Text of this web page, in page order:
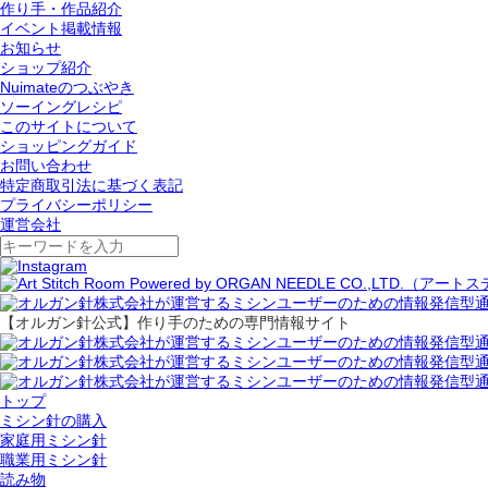
作り手・作品紹介
イベント掲載情報
お知らせ
ショップ紹介
Nuimateのつぶやき
ソーイングレシピ
このサイトについて
ショッピングガイド
お問い合わせ
特定商取引法に基づく表記
プライバシーポリシー
運営会社
【オルガン針公式】作り手のための専門情報サイト
トップ
ミシン針の購入
家庭用ミシン針
職業用ミシン針
読み物